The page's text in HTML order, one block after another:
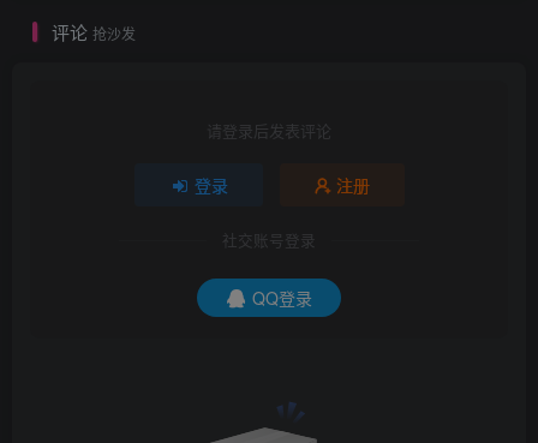
评论 抢沙发
请登录后发表评论
登录 注册
社交账号登录
QQ登录